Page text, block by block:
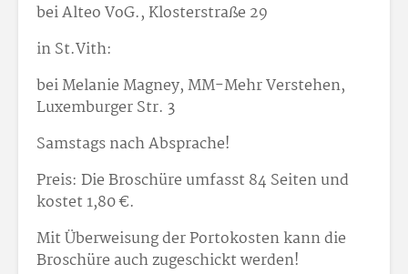
bei Alteo VoG., Klosterstraße 29
in St.Vith:
bei Melanie Magney, MM-Mehr Verstehen,
Luxemburger Str. 3
Samstags nach Absprache!
Preis: Die Broschüre umfasst 84 Seiten und
kostet 1,80 €.
Mit Überweisung der Portokosten kann die
Broschüre auch zugeschickt werden!